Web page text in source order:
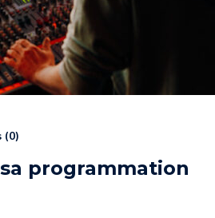
(0)
programmation